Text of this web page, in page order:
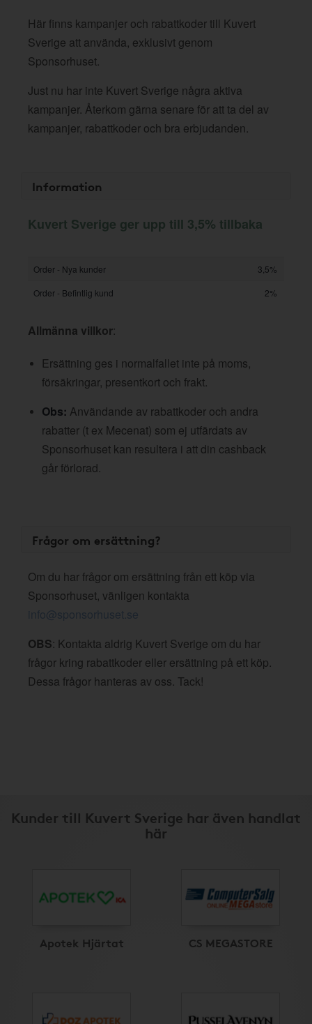
Här finns kampanjer och rabattkoder till Kuvert
Sverige att använda, exklusivt genom
Sponsorhuset.
Just nu har inte Kuvert Sverige några aktiva
kampanjer. Återkom gärna senare för att ta del av
kampanjer, rabattkoder och bra erbjudanden.
Information
Kuvert Sverige ger upp till 3,5% tillbaka
Order - Nya kunder
3,5%
Order - Befintlig kund
2%
Allmänna villkor:
Ersättning ges i normalfallet inte på moms,
försäkringar, presentkort och frakt.
Obs: Användande av rabattkoder och andra
rabatter (t ex Mecenat) som ej utfärdats av
Sponsorhuset kan resultera i att din cashback
går förlorad.
Frågor om ersättning?
Om du har frågor om ersättning från ett köp via
Sponsorhuset, vänligen kontakta
info@sponsorhuset.se
OBS: Kontakta aldrig Kuvert Sverige om du har
frågor kring rabattkoder eller ersättning på ett köp.
Dessa frågor hanteras av oss. Tack!
Kunder till Kuvert Sverige har även handlat
här
Apotek Hjärtat CS MEGASTORE